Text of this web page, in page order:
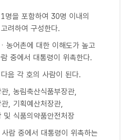
명을 포함하여 30명 이내의
려하여 구성한다.
농어촌에 대한 이해도가 높고
중에서 대통령이 위촉한다.
음 각 호의 사람이 된다.
, 농림축산식품부장관,
, 기획예산처장관,
및 식품의약품안전처장
람 중에서 대통령이 위촉하는